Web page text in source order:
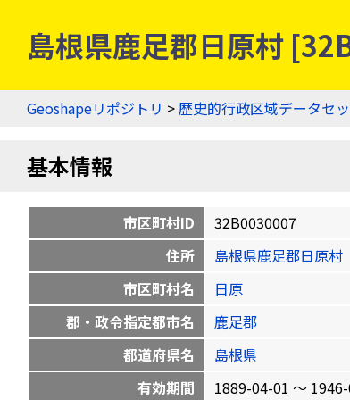
島根県鹿足郡日原村
Geoshapeリポジトリ >歴史的行政区域データセ
基本情報
市区町村ID
32B0030007
住所
島根県鹿足郡日原村
市区町村名
日原
郡・政令指定都市名
鹿足郡
都道府県名
島根県
有効期間
1889-04-01 〜